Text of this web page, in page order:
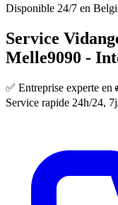
Disponible 24/7 en
Service
Melle9090 -
✅ Entreprise experte en
Service rapide 24h/24,